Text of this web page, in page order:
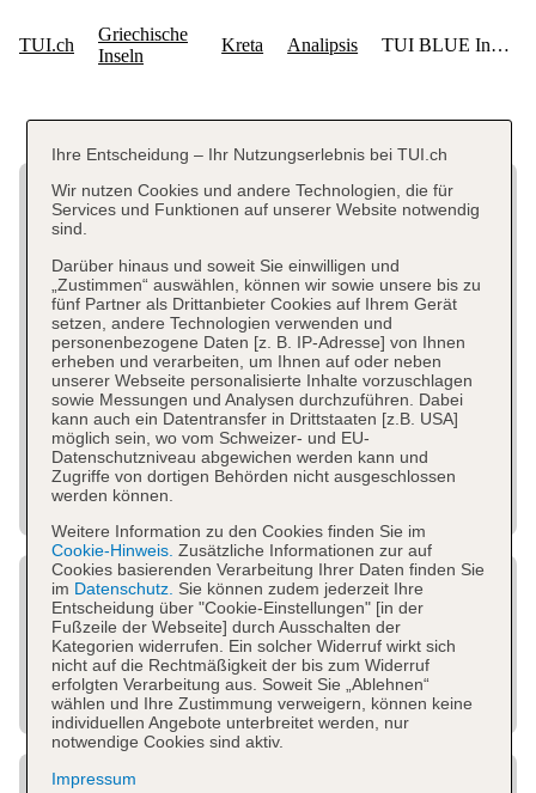
Ihre Entscheidung – Ihr Nutzungserlebnis bei TUI.ch
Wir nutzen Cookies und andere Technologien, die für
Services und Funktionen auf unserer Website notwendig
sind.
Darüber hinaus und soweit Sie einwilligen und
„Zustimmen“ auswählen, können wir sowie unsere bis zu
fünf Partner als Drittanbieter Cookies auf Ihrem Gerät
setzen, andere Technologien verwenden und
personenbezogene Daten [z. B. IP-Adresse] von Ihnen
erheben und verarbeiten, um Ihnen auf oder neben
unserer Webseite personalisierte Inhalte vorzuschlagen
sowie Messungen und Analysen durchzuführen. Dabei
kann auch ein Datentransfer in Drittstaaten [z.B. USA]
möglich sein, wo vom Schweizer- und EU-
Datenschutzniveau abgewichen werden kann und
Zugriffe von dortigen Behörden nicht ausgeschlossen
werden können.
Weitere Information zu den Cookies finden Sie im
Cookie-Hinweis. Zusätzliche Informationen zur auf
Cookies basierenden Verarbeitung Ihrer Daten finden Sie
im Datenschutz. Sie können zudem jederzeit Ihre
Entscheidung über "Cookie-Einstellungen" [in der
Fußzeile der Webseite] durch Ausschalten der
Kategorien widerrufen. Ein solcher Widerruf wirkt sich
nicht auf die Rechtmäßigkeit der bis zum Widerruf
erfolgten Verarbeitung aus. Soweit Sie „Ablehnen“
wählen und Ihre Zustimmung verweigern, können keine
individuellen Angebote unterbreitet werden, nur
notwendige Cookies sind aktiv.
Impressum